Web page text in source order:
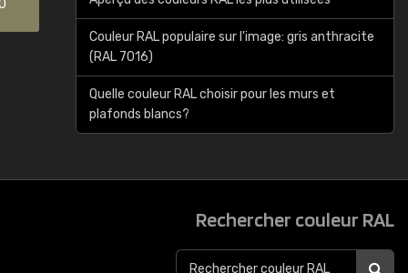
Couleur RAL populaire sur l'image: gris anthracite
(RAL 7016)
Quelle couleur RAL choisir pour les murs et
plafonds blancs?
Rechercher couleur RAL